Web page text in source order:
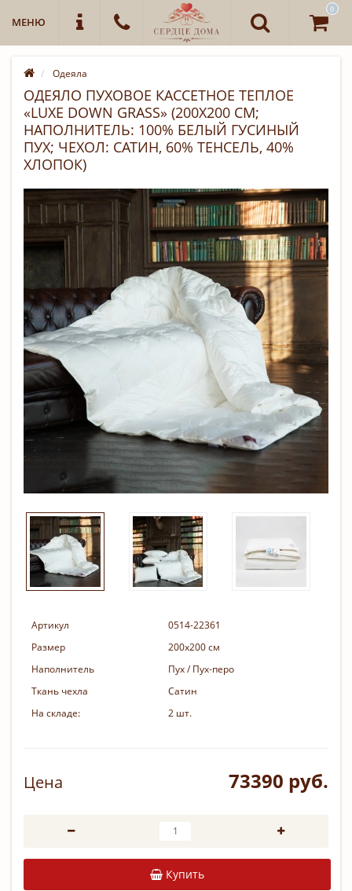
МЕНЮ
0
Одеяла
ОДЕЯЛО ПУХОВОЕ КАССЕТНОЕ ТЕПЛОЕ
«LUXE DOWN GRASS» (200Х200 СМ;
НАПОЛНИТЕЛЬ: 100% БЕЛЫЙ ГУСИНЫЙ
ПУХ; ЧЕХОЛ: САТИН, 60% ТЕНСЕЛЬ, 40%
ХЛОПОК)
Артикул
0514-22361
Размер
200х200 см
Наполнитель
Пух / Пух-перо
Ткань чехла
Сатин
На складе:
2 шт.
Цена 73390 руб.
Купить